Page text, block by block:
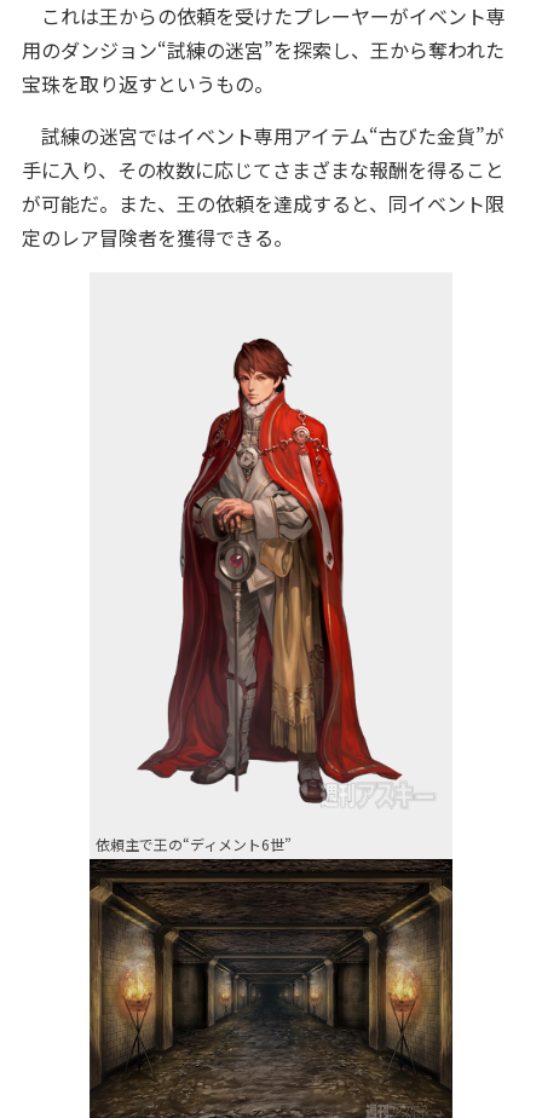
これは王からの依頼を受けたプレーヤーがイベント専
用のダンジョン“試練の迷宮”を探索し、王から奪われた
宝珠を取り返すというもの。
試練の迷宮ではイベント専用アイテム“古びた金貨”が
手に入り、その枚数に応じてさまざまな報酬を得ること
が可能だ。また、王の依頼を達成すると、同イベント限
定のレア冒険者を獲得できる。
依頼主で王の“ディメント6世”